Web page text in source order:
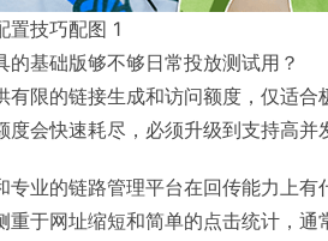
置技巧配图 1
的基础版够不够日常投放测试用？
有限的链接生成和访问额度，仅适
度会快速耗尽，必须升级到支持高并
专业的链路管理平台在回传能力上有
重于网址缩短和简单的点击统计，